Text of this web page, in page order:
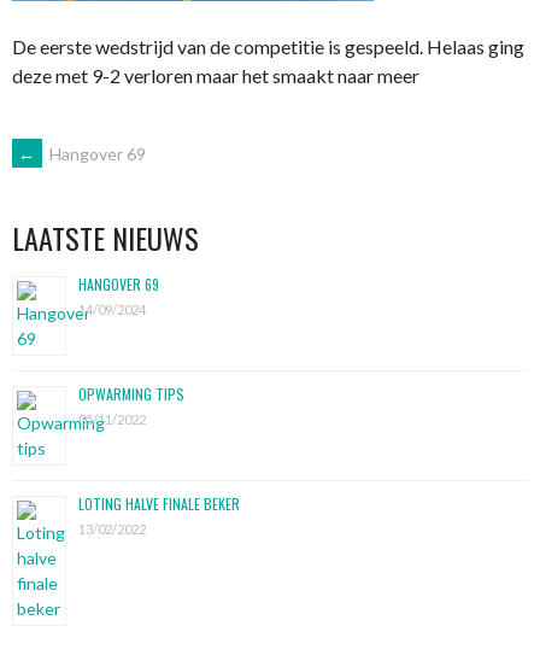
De eerste wedstrijd van de competitie is gespeeld. Helaas ging
deze met 9-2 verloren maar het smaakt naar meer
BERICHTNAVIGATIE
← Hangover 69
LAATSTE NIEUWS
HANGOVER 69
14/09/2024
OPWARMING TIPS
05/11/2022
LOTING HALVE FINALE BEKER
13/02/2022